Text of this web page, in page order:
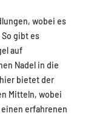
wobei es
gibt es
auf
Nadel in die
bietet der
Mitteln, wobei
erfahrenen